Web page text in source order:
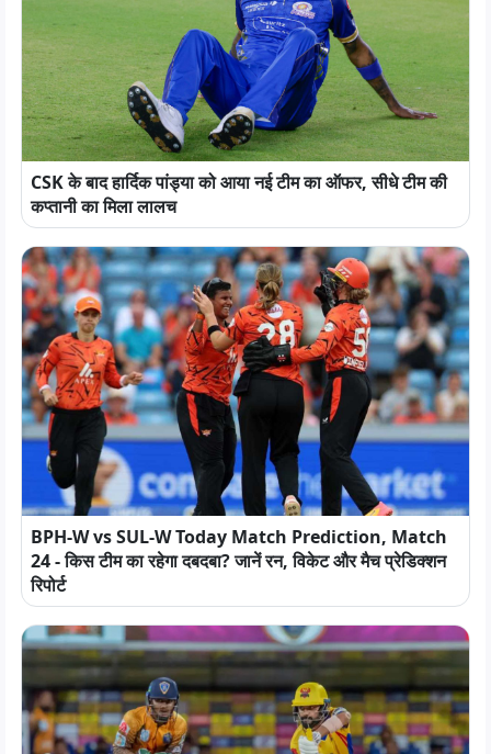
CSK के बाद हार्दिक पांड्या को आया नई टीम का ऑफर, सीधे टीम की
कप्तानी का मिला लालच
BPH-W vs SUL-W Today Match Prediction, Match
24 - किस टीम का रहेगा दबदबा? जानें रन, विकेट और मैच प्रेडिक्शन
रिपोर्ट